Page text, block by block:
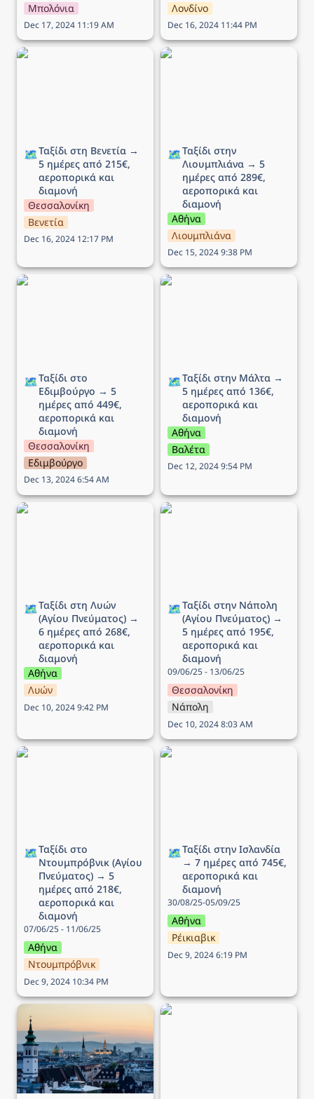
Μπολόνια
Dec 17, 2024 11:19 AM
Λονδίνο
Dec 16, 2024 11:44 PM
Ταξίδι στη Βενετία → 5
🗺️Ταξίδι στη Βενετία →
5 ημέρες από 215€,
αεροπορικά και
διαμονή
Θεσσαλονίκη
Βενετία
Dec 16, 2024 12:17 PM
Ταξίδι στην Λιουμπλιάνα
🗺️Ταξίδι στην
Λιουμπλιάνα → 5
ημέρες από 289€,
αεροπορικά και
διαμονή
Αθήνα
Λιουμπλιάνα
Dec 15, 2024 9:38 PM
Ταξίδι στο Εδιμβούργο →
🗺️Ταξίδι στο
Εδιμβούργο → 5
ημέρες από 449€,
αεροπορικά και
διαμονή
Θεσσαλονίκη
Εδιμβούργο
Dec 13, 2024 6:54 AM
Ταξίδι στην Μάλτα → 5
🗺️Ταξίδι στην Μάλτα →
5 ημέρες από 136€,
αεροπορικά και
διαμονή
Αθήνα
Βαλέτα
Dec 12, 2024 9:54 PM
Ταξίδι στη Λυών (Αγίου
🗺️Ταξίδι στη Λυών
(Αγίου Πνεύματος) →
6 ημέρες από 268€,
αεροπορικά και
διαμονή
Αθήνα
Λυών
Dec 10, 2024 9:42 PM
Ταξίδι στην Νάπολη
🗺️Ταξίδι στην Νάπολη
(Αγίου Πνεύματος) →
5 ημέρες από 195€,
αεροπορικά και
διαμονή
09/06/25 - 13/06/25
Θεσσαλονίκη
Νάπολη
Dec 10, 2024 8:03 AM
Ταξίδι στο Ντουμπρόβνικ
🗺️Ταξίδι στο
Ντουμπρόβνικ (Αγίου
Πνεύματος) → 5
ημέρες από 218€,
αεροπορικά και
διαμονή
07/06/25 - 11/06/25
Αθήνα
Ντουμπρόβνικ
Dec 9, 2024 10:34 PM
Ταξίδι στην Ισλανδία → 7
🗺️Ταξίδι στην Ισλανδία
→ 7 ημέρες από 745€,
αεροπορικά και
διαμονή
30/08/25-05/09/25
Αθήνα
Ρέικιαβικ
Dec 9, 2024 6:19 PM
Ταξίδι στην Βιέννη (25η
Μαρτίου) → 5 ημέρες
από 163€, αεροπορικά
και διαμονή
Ταξίδι στο Παρίσι → 5